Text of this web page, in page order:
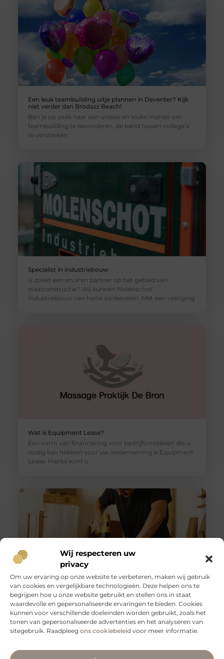
Wij respecteren uw
privacy
Om uw ervaring op onze website te verbeteren, maken wij gebruik
van cookies en vergelijkbare technologieën. Deze helpen ons te
begrijpen hoe u onze website gebruikt en stellen ons in staat
waardevolle en gepersonaliseerde ervaringen te bieden. Cookies
kunnen voor verschillende doeleinden worden gebruikt, zoals het
tonen van gepersonaliseerde advertenties en het analyseren van
sitegebruik. Raadpleeg ons cookiebeleid voor meer informatie.
Een leuk teambuilding uitje plannen in Deventer? Kijk
niet verder dan Brodazz Beach!
Ben je op zoek naar een unieke en leuke manier om
teambuilding te bevorderen, de band tussen collega’s
te versterken
Specialist in industriebouw
U zoekt een ervaren partner op het gebied van
staalconstructie? Wij kunnen Molenschot
Industriebouw van harte aanbevelen. Met een vestiging
Wat is Equipment Lease?
Een vorm van financiering voor bedrijfsmiddelen die u
nodig kan hebben voor uw onderneming is Equipment
Lease. Hierbij kunt u
Slangenboor voor boren in hout
Een slangenboor is een gereedschap dat wordt
gebruikt om gaten in hout te boren. Het is een
handgereedschap met een